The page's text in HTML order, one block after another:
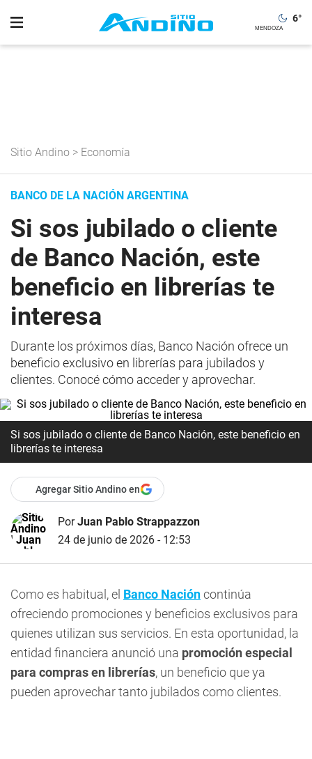
6°
Sitio Andino > Economía
BANCO DE LA NACIÓN ARGENTINA
Si sos jubilado o cliente
de Banco Nación, este
beneficio en librerías te
interesa
Durante los próximos días, Banco Nación ofrece un
beneficio exclusivo en librerías para jubilados y
clientes. Conocé cómo acceder y aprovechar.
Si sos jubilado o cliente de Banco Nación, este beneficio en
librerías te interesa
Agregar Sitio Andino en
PorJuan Pablo Strappazzon
24 de junio de 2026 - 12:53
Como es habitual, el Banco Nacióncontinúa
ofreciendo promociones y beneficios exclusivos para
quienes utilizan sus servicios. En esta oportunidad, la
entidad financiera anunció una promoción especial
para compras en librerías, un beneficio que ya
pueden aprovechar tanto jubilados como clientes.